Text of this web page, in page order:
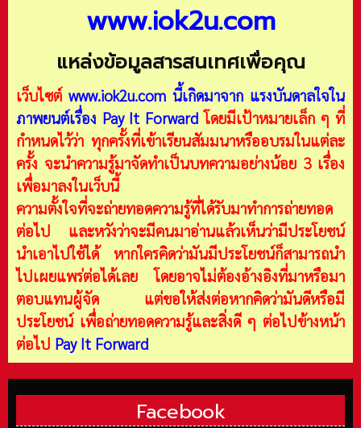
www.iok2u.com
แหล่งข้อมูลสารสนเทศเพื่อคุณ
เว็บไซต์ www.iok2u.com นี้เกิดมาจาก แรงบันดาลใจใน
ภาพยนต์เรื่อง Pay It Forward โดยมีเป้าหมายเล็ก ๆ ที่
กำหนดไว้ว่า ทุกครั้งที่เข้าเรียนสัมมนาหรืออบรมในแต่ละ
ครั้ง จะนำความรู้มาจัดทำเป็นบทความอย่างน้อย 3 เรื่อง
เพื่อมาลงในเว็บนี้
ความตั้งใจที่จะถ่ายทอดความรู้ที่ได้รับมาทำการถ่ายทอด
ต่อไป และหวังว่าจะมีคนมาอ่านแล้วเห็นว่ามีประโยชน์
นำเอาไปใช้ได้ หากใครคิดว่ามันมีประโยชน์ก็สามารถนำ
ไปเผยแพร่ต่อได้เลย โดยอาจไม่ต้องอ้างอิงที่มาหรือมา
ตอบแทนผู้จัด แต่ขอให้ส่งต่อหากคิดว่ามันดีหรือมี
ประโยชน์ เพื่อถ่ายทอดความรู้และสิ่งดี ๆ ต่อไปข้างหน้า
ต่อไป Pay It Forward
Facebook